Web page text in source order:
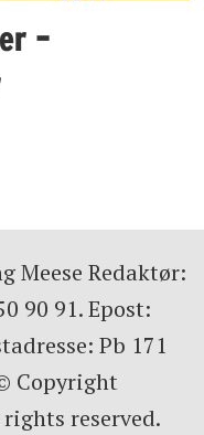
–
Meese Redaktør:
90 91. Epost:
Pb 171
Copyright
reserved.